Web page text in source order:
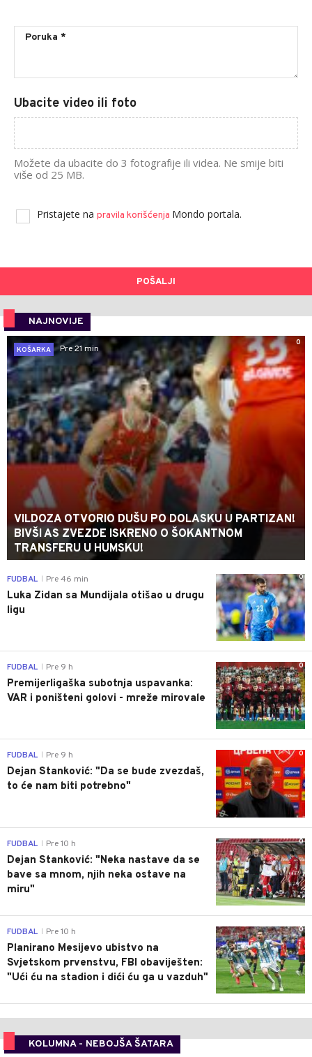
Ubacite video ili foto
Možete da ubacite do 3 fotografije ili videa. Ne smije biti
više od 25 MB.
Pristajete na pravila korišćenja Mondo portala.
POŠALJI
NAJNOVIJE
0
KOŠARKA
Pre 21 min
VILDOZA OTVORIO DUŠU PO DOLASKU U PARTIZAN!
BIVŠI AS ZVEZDE ISKRENO O ŠOKANTNOM
TRANSFERU U HUMSKU!
0
FUDBAL Pre 46 min
Luka Zidan sa Mundijala otišao u drugu
ligu
0
FUDBAL Pre 9 h
Premijerligaška subotnja uspavanka:
VAR i poništeni golovi - mreže mirovale
0
FUDBAL Pre 9 h
Dejan Stanković: "Da se bude zvezdaš,
to će nam biti potrebno"
0
FUDBAL Pre 10 h
Dejan Stanković: "Neka nastave da se
bave sa mnom, njih neka ostave na
miru"
0
FUDBAL Pre 10 h
Planirano Mesijevo ubistvo na
Svjetskom prvenstvu, FBI obaviješten:
"Ući ću na stadion i dići ću ga u vazduh"
KOLUMNA - NEBOJŠA ŠATARA